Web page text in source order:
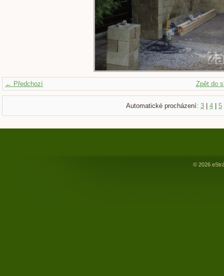
← Předchozí Zpět do
Automatické procházení: 3 4 5
© 2026